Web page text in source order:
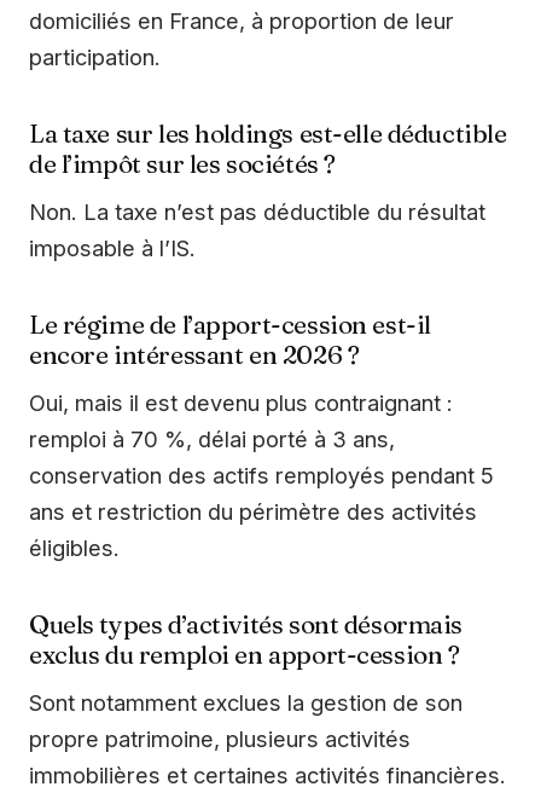
domiciliés en France, à proportion de leur
participation.
La taxe sur les holdings est-elle déductible
de l’impôt sur les sociétés ?
Non. La taxe n’est pas déductible du résultat
imposable à l’IS.
Le régime de l’apport-cession est-il
encore intéressant en 2026 ?
Oui, mais il est devenu plus contraignant :
remploi à 70 %, délai porté à 3 ans,
conservation des actifs remployés pendant 5
ans et restriction du périmètre des activités
éligibles.
Quels types d’activités sont désormais
exclus du remploi en apport-cession ?
Sont notamment exclues la gestion de son
propre patrimoine, plusieurs activités
immobilières et certaines activités financières.